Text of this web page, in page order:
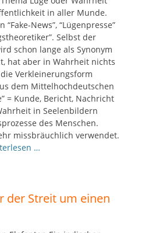
in aller Munde.
News”, “Lügenpresse”
Selbst der
schon lange als Synonym
hat aber in Wahrheit nichts
Verkleinerungsform
dem Mittelhochdeutschen
= Kunde, Bericht, Nachricht
in Seelenbildern
des Menschen.
missbräuchlich verwendet.
…
der Streit um einen